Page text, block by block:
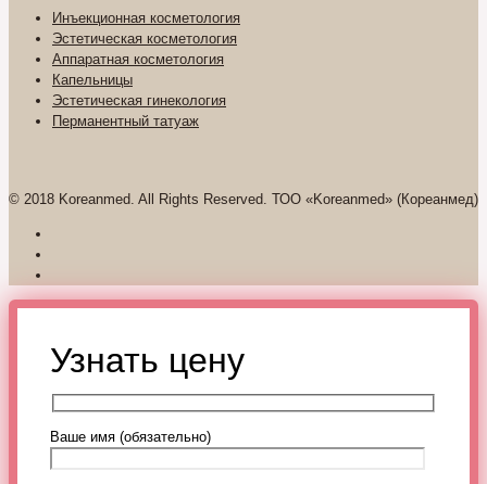
Инъекционная косметология
Эстетическая косметология
Аппаратная косметология
Капельницы
Эстетическая гинекология
Перманентный татуаж
© 2018 Koreanmed. All Rights Reserved. ТОО «Koreanmed» (Кореанмед)
Узнать цену
Ваше имя (обязательно)